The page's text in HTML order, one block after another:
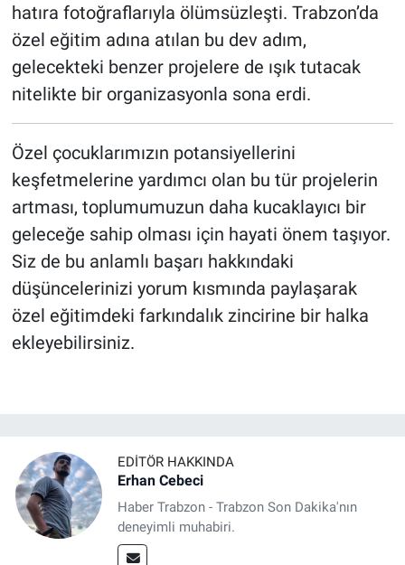
hatıra fotoğraflarıyla ölümsüzleşti. Trabzon’da
özel eğitim adına atılan bu dev adım,
gelecekteki benzer projelere de ışık tutacak
nitelikte bir organizasyonla sona erdi.
Özel çocuklarımızın potansiyellerini
keşfetmelerine yardımcı olan bu tür projelerin
artması, toplumumuzun daha kucaklayıcı bir
geleceğe sahip olması için hayati önem taşıyor.
Siz de bu anlamlı başarı hakkındaki
düşüncelerinizi yorum kısmında paylaşarak
özel eğitimdeki farkındalık zincirine bir halka
ekleyebilirsiniz.
EDITÖR HAKKINDA
Erhan Cebeci
Haber Trabzon - Trabzon Son Dakika'nın
deneyimli muhabiri.